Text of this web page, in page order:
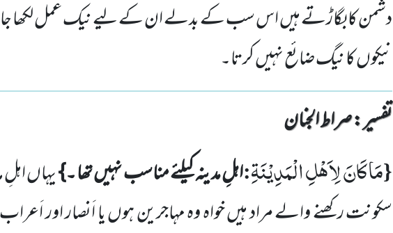
دشمن کا بگاڑتے ہیں اس سب کے بدلے ان کے لیے نیک عمل لکھا
نیکوں کا نیگ ضائع نہیں کرتا۔
تفسیر : ‎صراط الجنان
{مَا كَانَ لِاَهْلِ الْمَدِیْنَةِ:اہلِ مدینہ کیلئے مناسب نہیں تھا ۔}یہاں اہلِ
سکونت رکھنے والے مراد ہیں خواہ وہ مہاجرین ہوں یا اَنصار اور